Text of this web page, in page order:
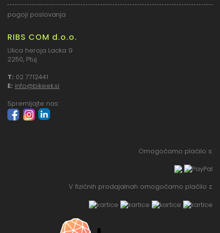
pogoji poslovanja
RIBS COM d.o.o.
Ulica heroja Lacka 9
2250, Ptuj
T: 02 7712441
E: info@bikeek.si
Spremljajte nas:
Omogočamo plačilo s:
V fizičnih prodajalnah omogočamo plačilo z: